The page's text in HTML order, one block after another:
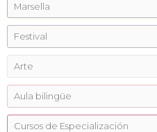
Marsella
Festival
Arte
Aula bilingüe
Cursos de Especialización